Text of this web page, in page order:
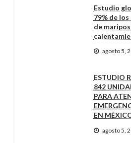
Estudio
79% de
de
agosto 5,
ESTUDIO
842
PARA
EN
agosto 5,